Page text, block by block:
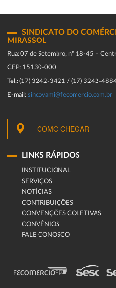
SINDICATO DO
MIRASSOL
Rua: 07 de Setembro, n° 18-45 –
CEP: 15130-000
Tel.: (17) 3242-3421 / (17) 3242-4884
E-mail: sincovami@fecomercio.com.br
COMO CHEGAR
LINKS RÁPIDOS
INSTITUCIONAL
SERVIÇOS
NOTÍCIAS
CONTRIBUIÇÕES
CONVENÇÕES COLETIVAS
CONVÊNIOS
FALE CONOSCO